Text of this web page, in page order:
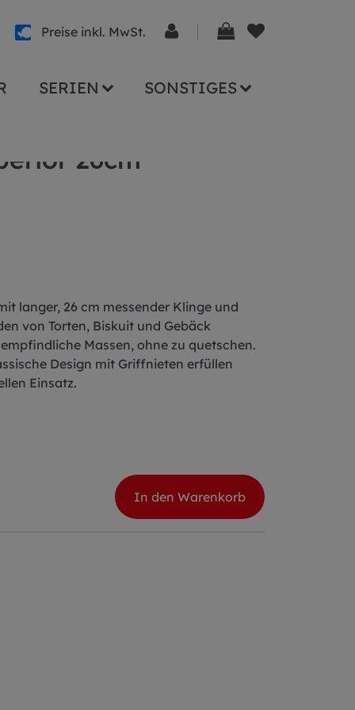
Preise inkl. MwSt.
SERIEN SONSTIGES
26cm
langer, 26 cm messender Klinge und
von Torten, Biskuit und Gebäck
Massen, ohne zu quetschen.
Design mit Griffnieten erfüllen
Einsatz.
In den Warenkorb